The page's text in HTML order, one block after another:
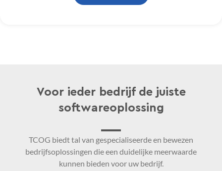
Voor ieder bedrijf de juiste
softwareoplossing
TCOG biedt tal van gespecialiseerde en bewezen
bedrijfsoplossingen die een duidelijke meerwaarde
kunnen bieden voor uw bedrijf.